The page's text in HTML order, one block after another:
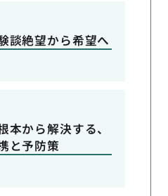
談絶望から希望へ
本から解決する、
と予防策